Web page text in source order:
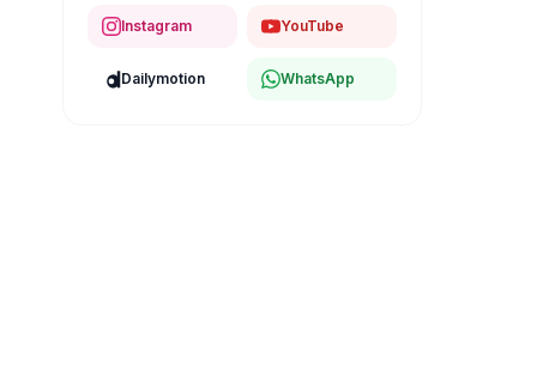
Instagram YouTube
Dailymotion WhatsApp